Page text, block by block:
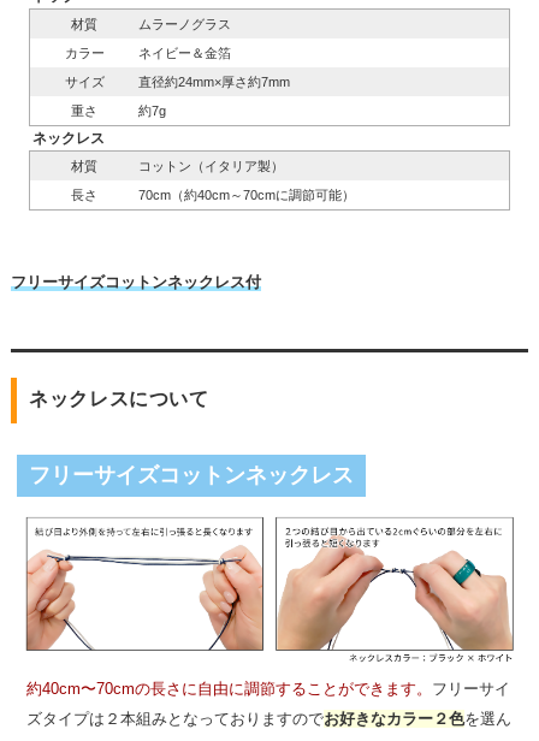
材質
ムラーノグラス
カラー
ネイビー＆金箔
サイズ
直径約24mm×厚さ約7mm
重さ
約7g
ネックレス
材質
コットン（イタリア製）
長さ
70cm（約40cm～70cmに調節可能）
フリーサイズコットンネックレス付
ネックレスについて
フリーサイズコットンネックレス
約40cm〜70cmの長さに自由に調節することができます。 フリーサイ
ズタイプは２本組みとなっておりますのでお好きなカラー２色を選ん